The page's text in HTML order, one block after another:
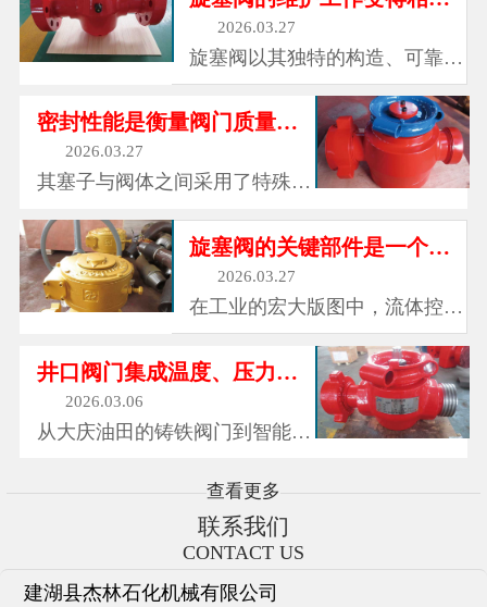
断，阀...
缺的控制设备。它默默伫立在管
道之间，通过启闭闸板来控制流
体的通断，调节流量大小，守护
政供...
2026.03.27
旋塞阀以其独特的构造、可靠的
密封、广泛的适应性和简便的维
护等优点，成为了工业流体控制
领域的得力助手。在未来的工业
发展中，随着技术的不断进步和
创新，旋塞阀必将不断优化和完
善，继续在各个行业中发挥着重
要作...
密封性能是衡量阀门质量的重要指标之一
2026.03.27
其塞子与阀体之间采用了特殊的
氟乙烯等优质密封材料，能够形
成可靠的密封屏障，有效防止介
质泄漏。无论是气体、液体还是
腐蚀性介质，旋塞阀都能紧紧锁
行。...
旋塞阀的关键部件是一个可旋转的塞子
2026.03.27
在工业的宏大版图中，流体控制
犹如精密的乐章指挥，确保着各
种介质在管道中准确、有序地流
动。而旋塞阀，作为这一领域中
不可或缺的关键角色，以其独特
的设计和卓越的性能，成为了工
业流体控制中的“灵活卫士”。旋
塞...
井口阀门集成温度、压力、振动等16类传感器
2026.03.06
从大庆油田的铸铁阀门到智能油
到系统控制枢纽，井口阀门的进
化史折射出中国能源工业的转型
升级。据统计，2025年全球智能
元，年复合增长率达12%。...
查看更多
联系我们
CONTACT US
建湖县杰林石化机械有限公司